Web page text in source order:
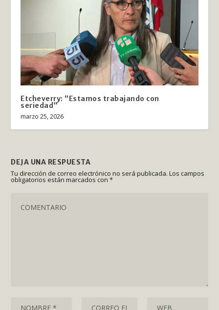
Etcheverry: “Estamos trabajando con
seriedad”
marzo 25, 2026
DEJA UNA RESPUESTA
Tu dirección de correo electrónico no será publicada. Los campos
obligatorios están marcados con*